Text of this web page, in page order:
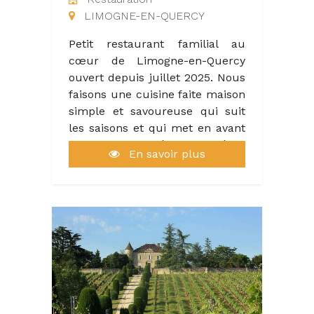
“VAL PARADIS”, de nombreux
En soirée, pour vous reposer
après une journée d’exploration,
nos Lodges Safaris vous
attendent. Ou bien, prenez le
temps de venir boire un café,
un rafraîchissement, ou profiter
d’une pause plus longue à
dîner.
Notre offre de qualité est
possible grâce à une petite
équipe dynamique et soudée.
Tu voudrais faire partie de notre
LIMOGNE-EN-QUERCY
Petit restaurant familial au
cœur de Limogne-en-Quercy
ouvert depuis juillet 2025. Nous
faisons une cuisine faite maison
simple et savoureuse qui suit
les saisons et qui met en avant
les bonnes matières premières
locales et de pas loin. Accès sur
Nous avons de longues années
d’expérience dans le CHR et
nous travaillons en couple en
salle. Nous cherchons deux
personnes pour la cuisine pour
la saison. Cuisine à taille
En savoir plus